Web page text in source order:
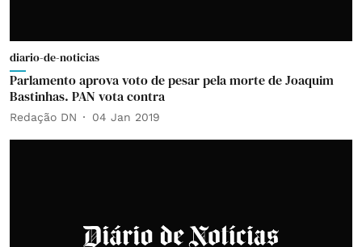
diario-de-noticias
Parlamento aprova voto de pesar pela morte de Joaquim
Bastinhas. PAN vota contra
Redação DN 04 Jan 2019